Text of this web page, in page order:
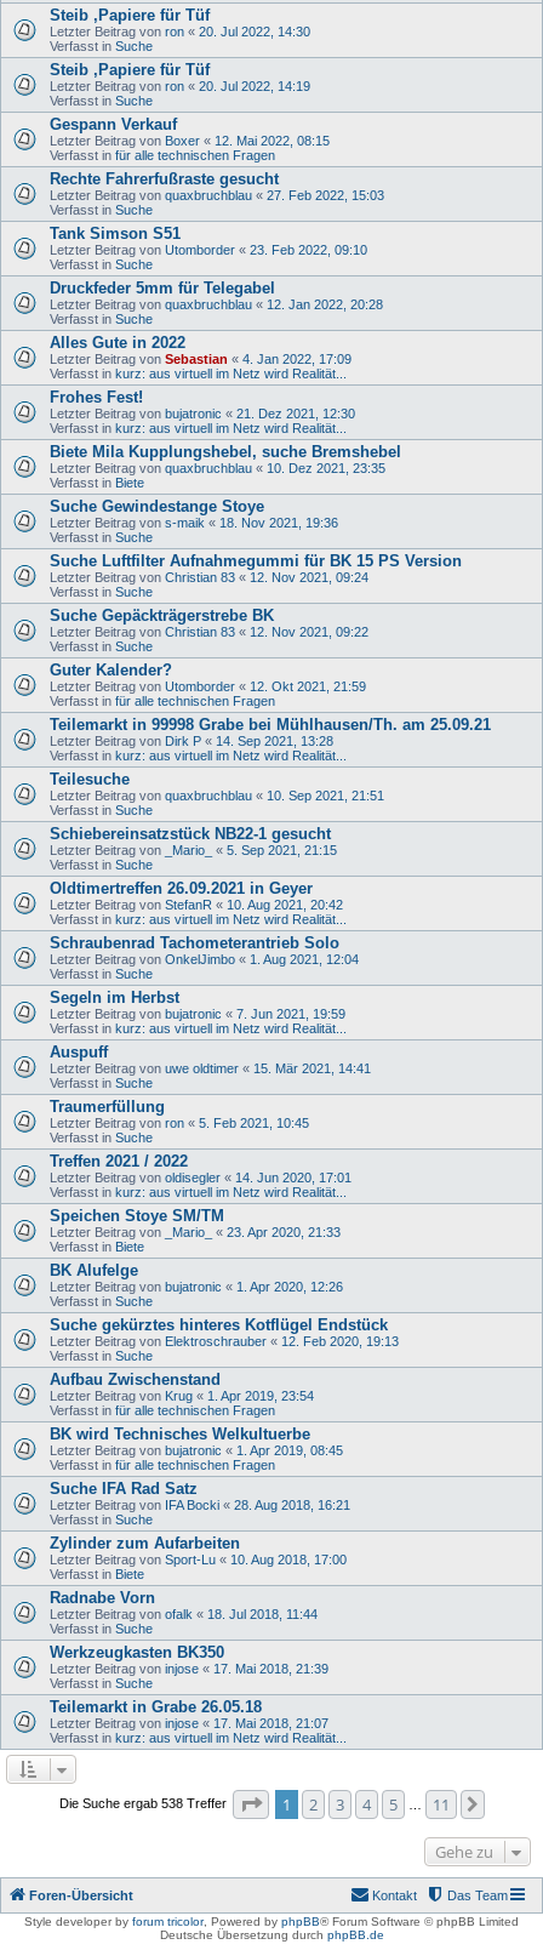
Steib ,Papiere für Tüf
Letzter Beitrag von ron « 20. Jul 2022, 14:30
Verfasst in Suche
Steib ,Papiere für Tüf
Letzter Beitrag von ron « 20. Jul 2022, 14:19
Verfasst in Suche
Gespann Verkauf
Letzter Beitrag von Boxer « 12. Mai 2022, 08:15
Verfasst in für alle technischen Fragen
Rechte Fahrerfußraste gesucht
Letzter Beitrag von quaxbruchblau « 27. Feb 2022, 15:03
Verfasst in Suche
Tank Simson S51
Letzter Beitrag von Utomborder « 23. Feb 2022, 09:10
Verfasst in Suche
Druckfeder 5mm für Telegabel
Letzter Beitrag von quaxbruchblau « 12. Jan 2022, 20:28
Verfasst in Suche
Alles Gute in 2022
Letzter Beitrag von Sebastian « 4. Jan 2022, 17:09
Verfasst in kurz: aus virtuell im Netz wird Realität...
Frohes Fest!
Letzter Beitrag von bujatronic « 21. Dez 2021, 12:30
Verfasst in kurz: aus virtuell im Netz wird Realität...
Biete Mila Kupplungshebel, suche Bremshebel
Letzter Beitrag von quaxbruchblau « 10. Dez 2021, 23:35
Verfasst in Biete
Suche Gewindestange Stoye
Letzter Beitrag von s-maik « 18. Nov 2021, 19:36
Verfasst in Suche
Suche Luftfilter Aufnahmegummi für BK 15 PS Version
Letzter Beitrag von Christian 83 « 12. Nov 2021, 09:24
Verfasst in Suche
Suche Gepäckträgerstrebe BK
Letzter Beitrag von Christian 83 « 12. Nov 2021, 09:22
Verfasst in Suche
Guter Kalender?
Letzter Beitrag von Utomborder « 12. Okt 2021, 21:59
Verfasst in für alle technischen Fragen
Teilemarkt in 99998 Grabe bei Mühlhausen/Th. am 25.09.21
Letzter Beitrag von Dirk P « 14. Sep 2021, 13:28
Verfasst in kurz: aus virtuell im Netz wird Realität...
Teilesuche
Letzter Beitrag von quaxbruchblau « 10. Sep 2021, 21:51
Verfasst in Suche
Schiebereinsatzstück NB22-1 gesucht
Letzter Beitrag von _Mario_ « 5. Sep 2021, 21:15
Verfasst in Suche
Oldtimertreffen 26.09.2021 in Geyer
Letzter Beitrag von StefanR « 10. Aug 2021, 20:42
Verfasst in kurz: aus virtuell im Netz wird Realität...
Schraubenrad Tachometerantrieb Solo
Letzter Beitrag von OnkelJimbo « 1. Aug 2021, 12:04
Verfasst in Suche
Segeln im Herbst
Letzter Beitrag von bujatronic « 7. Jun 2021, 19:59
Verfasst in kurz: aus virtuell im Netz wird Realität...
Auspuff
Letzter Beitrag von uwe oldtimer « 15. Mär 2021, 14:41
Verfasst in Suche
Traumerfüllung
Letzter Beitrag von ron « 5. Feb 2021, 10:45
Verfasst in Suche
Treffen 2021 / 2022
Letzter Beitrag von oldisegler « 14. Jun 2020, 17:01
Verfasst in kurz: aus virtuell im Netz wird Realität...
Speichen Stoye SM/TM
Letzter Beitrag von _Mario_ « 23. Apr 2020, 21:33
Verfasst in Biete
BK Alufelge
Letzter Beitrag von bujatronic « 1. Apr 2020, 12:26
Verfasst in Suche
Suche gekürztes hinteres Kotflügel Endstück
Letzter Beitrag von Elektroschrauber « 12. Feb 2020, 19:13
Verfasst in Suche
Aufbau Zwischenstand
Letzter Beitrag von Krug « 1. Apr 2019, 23:54
Verfasst in für alle technischen Fragen
BK wird Technisches Welkultuerbe
Letzter Beitrag von bujatronic « 1. Apr 2019, 08:45
Verfasst in für alle technischen Fragen
Suche IFA Rad Satz
Letzter Beitrag von IFA Bocki « 28. Aug 2018, 16:21
Verfasst in Suche
Zylinder zum Aufarbeiten
Letzter Beitrag von Sport-Lu « 10. Aug 2018, 17:00
Verfasst in Biete
Radnabe Vorn
Letzter Beitrag von ofalk « 18. Jul 2018, 11:44
Verfasst in Suche
Werkzeugkasten BK350
Letzter Beitrag von injose « 17. Mai 2018, 21:39
Verfasst in Suche
Teilemarkt in Grabe 26.05.18
Letzter Beitrag von injose « 17. Mai 2018, 21:07
Verfasst in kurz: aus virtuell im Netz wird Realität...
Die Suche ergab 538 Treffer Seite von
1 2 3 4 5 11
Gehe zu
Foren-Übersicht Das Team
Kontakt
Style developer by forum tricolor, Powered by phpBB® Forum Software © phpBB Limited
Deutsche Übersetzung durch phpBB.de